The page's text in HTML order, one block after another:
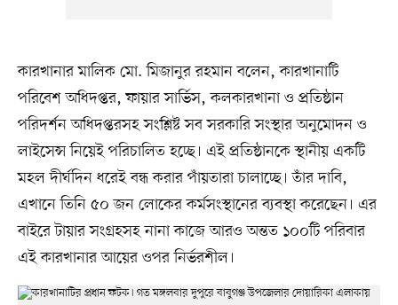
কারখানার মালিক মো. মিজানুর রহমান বলেন, কারখানাটি
পরিবেশ অধিদপ্তর, ফায়ার সার্ভিস, কলকারখানা ও প্রতিষ্ঠান
পরিদর্শন অধিদপ্তরসহ সংশ্লিষ্ট সব সরকারি সংস্থার অনুমোদন ও
লাইসেন্স নিয়েই পরিচালিত হচ্ছে। এই প্রতিষ্ঠানকে স্থানীয় একটি
মহল দীর্ঘদিন ধরেই বন্ধ করার পাঁয়তারা চালাচ্ছে। তাঁর দাবি,
এখানে তিনি ৫০ জন লোকের কর্মসংস্থানের ব্যবস্থা করেছেন। এর
বাইরে টায়ার সংগ্রহসহ নানা কাজে আরও অন্তত ১০০টি পরিবার
এই কারখানার আয়ের ওপর নির্ভরশীল।